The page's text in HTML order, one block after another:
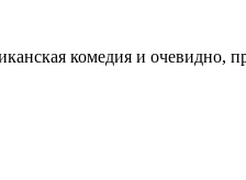
комедия и